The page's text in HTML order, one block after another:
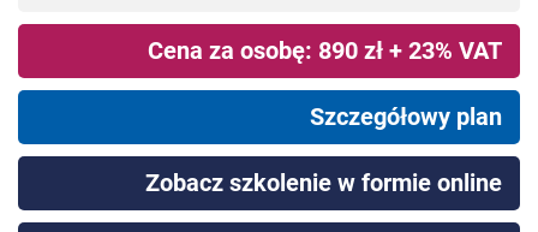
Cena za osobę: 890 zł + 23% VAT
Szczegółowy plan
Zobacz szkolenie w formie online